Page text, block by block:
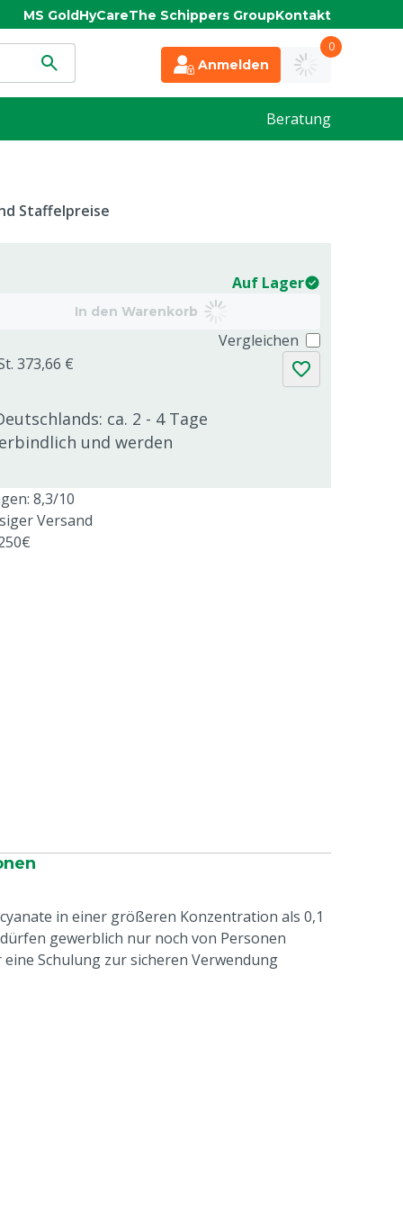
MS GoldHyCareThe Schippers GroupKontakt
Anmelden
0
Beratung
Auf Lager
In den Warenkorb
373,66 €
ca. 2 - 4 Tage
und werden
Vergleichen
Staffelpreise
8,3/10
Versand
in einer größeren Konzentration als 0,1
gewerblich nur noch von Personen
Schulung zur sicheren Verwendung